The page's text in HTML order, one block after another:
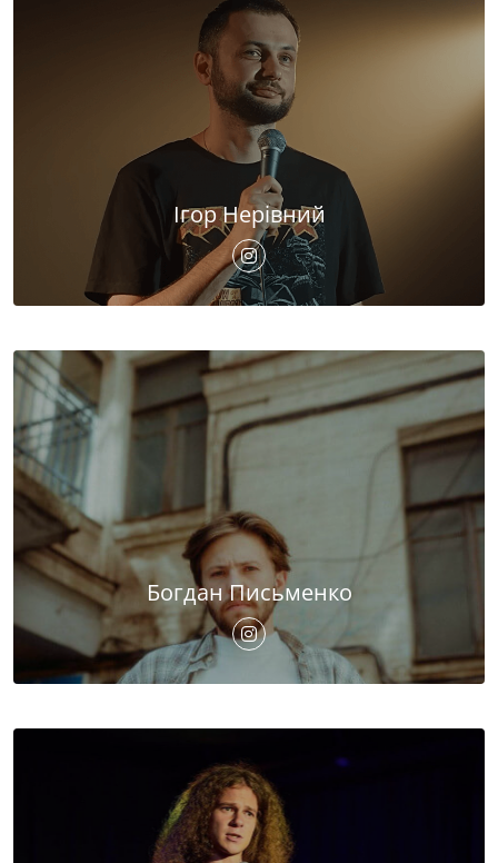
Ігор Нерівний
Богдан Письменко